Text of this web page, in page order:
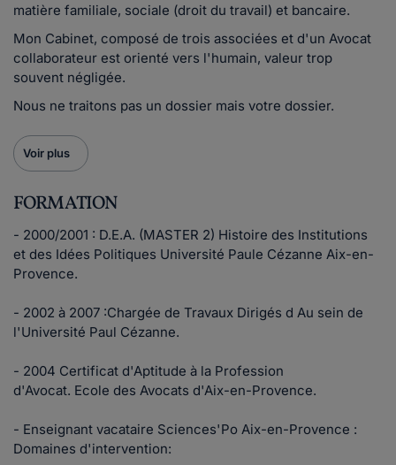
matière familiale, sociale (droit du travail) et bancaire.
Mon Cabinet, composé de trois associées et d'un Avocat
collaborateur est orienté vers l'humain, valeur trop
souvent négligée.
Nous ne traitons pas un dossier mais votre dossier.
Voir plus
FORMATION
- 2000/2001 : D.E.A. (MASTER 2) Histoire des Institutions
et des Idées Politiques Université Paule Cézanne Aix-en-
Provence.
- 2002 à 2007 :Chargée de Travaux Dirigés d Au sein de
l'Université Paul Cézanne.
- 2004 Certificat d'Aptitude à la Profession
d'Avocat. Ecole des Avocats d'Aix-en-Provence.
- Enseignant vacataire Sciences'Po Aix-en-Provence :
Domaines d'intervention: